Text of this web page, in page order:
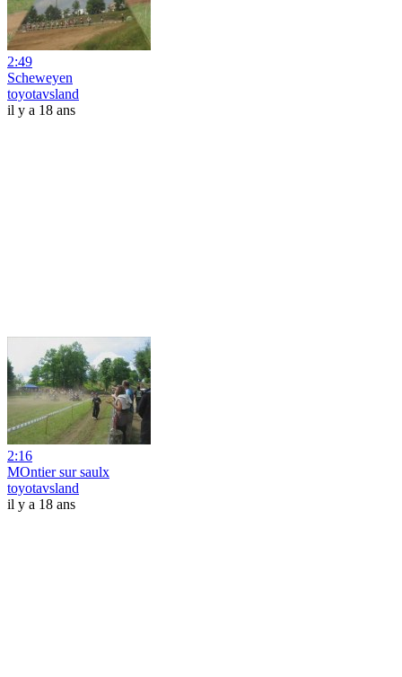
2:49
Scheweyen
toyotavsland
il y a 18 ans
2:16
MOntier sur saulx
toyotavsland
il y a 18 ans